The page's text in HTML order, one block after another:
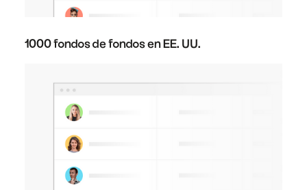
1000 fondos de fondos en EE. UU.